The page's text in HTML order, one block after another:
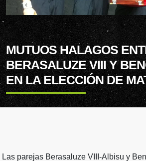
MUTUOS HALAGOS
BERASALUZE VIII Y
EN LA ELECCIÓN DE
Las parejas Berasaluze VIII-Albisu y